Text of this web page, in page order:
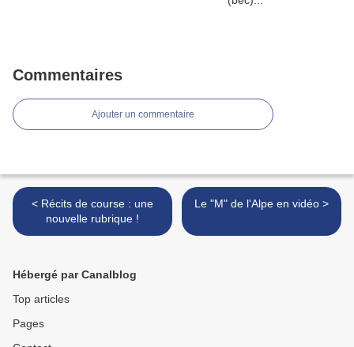
Commentaires
Ajouter un commentaire
< Récits de course : une
nouvelle rubrique !
Le "M" de l'Alpe en vidéo >
Hébergé par Canalblog
Top articles
Pages